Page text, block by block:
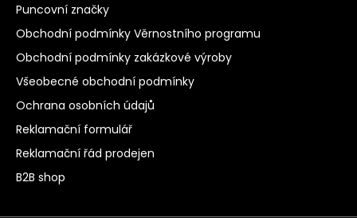
Puncovní značky
Obchodní podmínky Věrnostního programu
Obchodní podmínky zakázkové výroby
Všeobecné obchodní podmínky
Ochrana osobních údajů
Reklamační formulář
Reklamační řád prodejen
B2B shop